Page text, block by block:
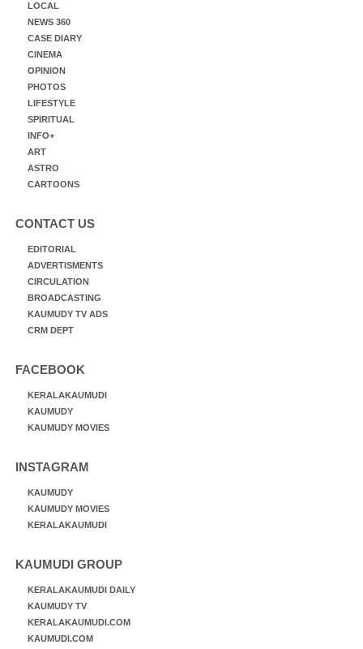
LOCAL
NEWS 360
CASE DIARY
CINEMA
OPINION
PHOTOS
LIFESTYLE
SPIRITUAL
INFO+
ART
ASTRO
CARTOONS
CONTACT US
EDITORIAL
ADVERTISMENTS
CIRCULATION
BROADCASTING
KAUMUDY TV ADS
CRM DEPT
FACEBOOK
KERALAKAUMUDI
KAUMUDY
KAUMUDY MOVIES
INSTAGRAM
KAUMUDY
KAUMUDY MOVIES
KERALAKAUMUDI
KAUMUDI GROUP
KERALAKAUMUDI DAILY
KAUMUDY TV
KERALAKAUMUDI.COM
KAUMUDI.COM